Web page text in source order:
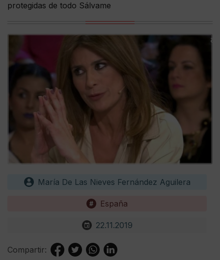
protegidas de todo Sálvame
María De Las Nieves Fernández Aguilera
España
22.11.2019
Compartir: